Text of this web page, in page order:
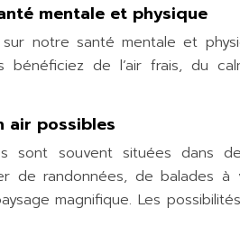
mentale et physique
notre santé mentale et
bénéficiez de l’air frais, du
air possibles
sont souvent situées dans
de randonnées, de balades
magnifique. Les